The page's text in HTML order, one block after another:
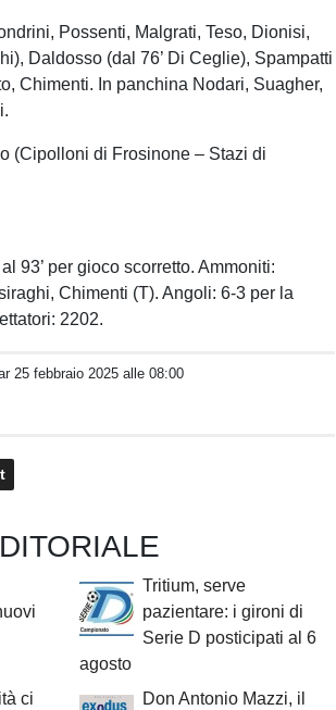
Possenti, Malgrati, Teso, Dionisi,
Daldosso (dal 76’ Di Ceglie), Spampatti
Chimenti. In panchina Nodari, Suagher,
(Cipolloni di Frosinone – Stazi di
93’ per gioco scorretto. Ammoniti:
Chimenti (T). Angoli: 6-3 per la
2202.
25 febbraio 2025 alle 08:00
Tritium, serve
pazientare: i gironi di
Serie D posticipati al 6
agosto
ci
Don Antonio Mazzi, il